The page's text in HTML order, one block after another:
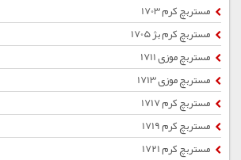
مستربچ کرم 1703
مستربچ کرم بژ 1705
مستربچ موزی 1711
مستربچ موزی 1713
مستربچ کرم 1717
مستربچ کرم 1719
مستربچ کرم 1721